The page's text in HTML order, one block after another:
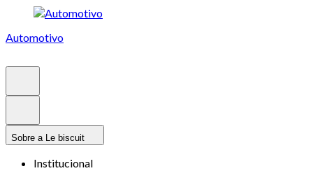
Automotivo
Sobre a Le biscuit
Institucional